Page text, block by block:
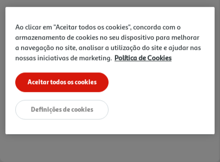
página.
4,69 €
Notas de preparação
Ao clicar em "Aceitar todos os cookies", concorda com o
armazenamento de cookies no seu dispositivo para melhorar
a navegação no site, analisar a utilização do site e ajudar nas
nossas iniciativas de marketing. Política de Cookies
Aceitar todos os cookies
Definições de cookies